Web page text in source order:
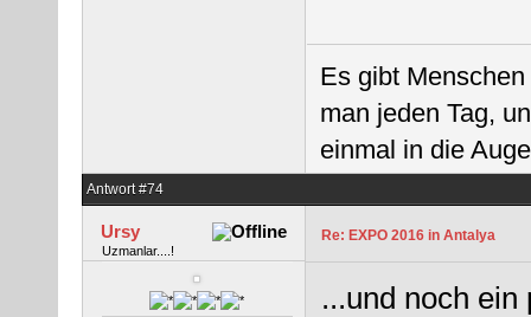
Es gibt
man jeden Tag,
einmal in die
Antwort #74
Ursy
Uzmanlar....!
Re: EXPO 2016 in Antalya
...und noch ein